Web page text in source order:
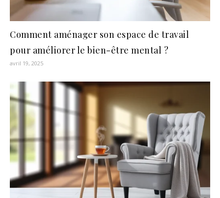
Comment aménager son espace de travail
pour améliorer le bien-être mental ?
avril 19, 2025